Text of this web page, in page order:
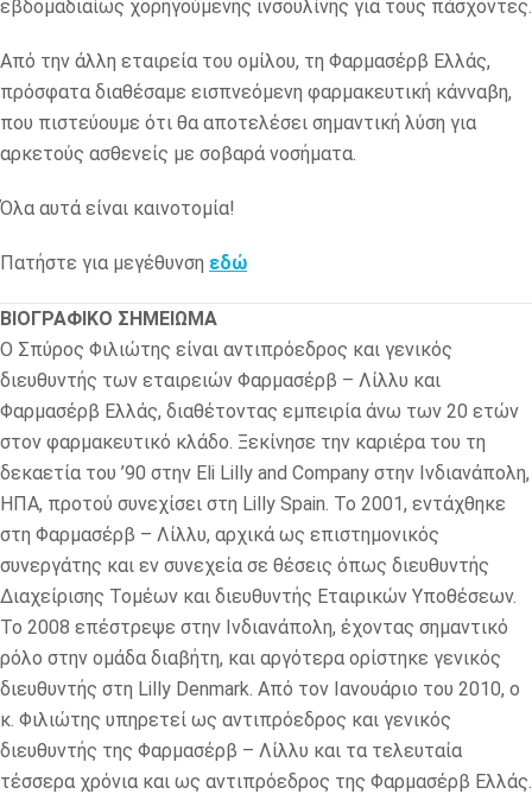
εβδομαδιαίως χορηγούμενης ινσουλίνης για τους πάσχοντες.
Από την άλλη εταιρεία του ομίλου, τη Φαρμασέρβ Ελλάς,
πρόσφατα διαθέσαμε εισπνεόμενη φαρμακευτική κάνναβη,
που πιστεύουμε ότι θα αποτελέσει σημαντική λύση για
αρκετούς ασθενείς με σοβαρά νοσήματα.
Όλα αυτά είναι καινοτομία!
Πατήστε για μεγέθυνση εδώ
ΒΙΟΓΡΑΦΙΚΟ ΣΗΜΕΙΩΜΑ
Ο Σπύρος Φιλιώτης είναι αντιπρόεδρος και γενικός
διευθυντής των εταιρειών Φαρμασέρβ – Λίλλυ και
Φαρμασέρβ Ελλάς, διαθέτοντας εμπειρία άνω των 20 ετών
στον φαρμακευτικό κλάδο. Ξεκίνησε την καριέρα του τη
δεκαετία του ’90 στην Eli Lilly and Company στην Ινδιανάπολη,
ΗΠΑ, προτού συνεχίσει στη Lilly Spain. Το 2001, εντάχθηκε
στη Φαρμασέρβ – Λίλλυ, αρχικά ως επιστημονικός
συνεργάτης και εν συνεχεία σε θέσεις όπως διευθυντής
Διαχείρισης Τομέων και διευθυντής Εταιρικών Υποθέσεων.
Το 2008 επέστρεψε στην Ινδιανάπολη, έχοντας σημαντικό
ρόλο στην ομάδα διαβήτη, και αργότερα ορίστηκε γενικός
διευθυντής στη Lilly Denmark. Από τον Ιανουάριο του 2010, ο
κ. Φιλιώτης υπηρετεί ως αντιπρόεδρος και γενικός
διευθυντής της Φαρμασέρβ – Λίλλυ και τα τελευταία
τέσσερα χρόνια και ως αντιπρόεδρος της Φαρμασέρβ Ελλάς.